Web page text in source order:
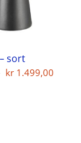
sort
Opprinnelig
kr 1.499,00